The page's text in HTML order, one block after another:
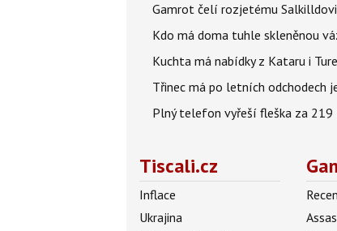
Gamrot čelí rozjetému
Kdo má doma tuhle skleněnou
Kuchta má nabídky z Kataru i
Třinec má po letních odchodech
Plný telefon vyřeší fleška za
Tiscali.cz
Inflace
Ukrajina